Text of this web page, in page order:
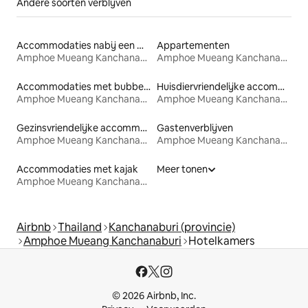
Andere soorten verblijven
Accommodaties nabij een meer
Amphoe Mueang Kanchanaburi
Appartementen
Amphoe Mueang Kanchanaburi
Accommodaties met bubbelbad
Amphoe Mueang Kanchanaburi
Huisdiervriendelijke accommodaties
Amphoe Mueang Kanchanaburi
Gezinsvriendelijke accommodaties
Amphoe Mueang Kanchanaburi
Gastenverblijven
Amphoe Mueang Kanchanaburi
Accommodaties met kajak
Amphoe Mueang Kanchanaburi
Meer tonen
Airbnb Thailand Kanchanaburi (provincie)
Amphoe Mueang Kanchanaburi Hotelkamers
© 2026 Airbnb, Inc.